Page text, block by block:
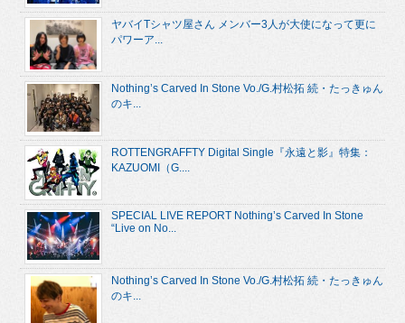
ヤバイTシャツ屋さん メンバー3人が大使になって更に
パワーア...
Nothing’s Carved In Stone Vo./G.村松拓 続・たっきゅん
のキ...
ROTTENGRAFFTY Digital Single『永遠と影』特集：
KAZUOMI（G....
SPECIAL LIVE REPORT Nothing’s Carved In Stone
“Live on No...
Nothing’s Carved In Stone Vo./G.村松拓 続・たっきゅん
のキ...